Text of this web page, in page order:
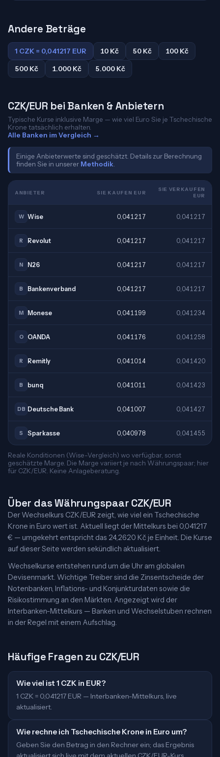
Andere Beträge
1 CZK = 0,041217 EUR 10 Kč 50 Kč
100 Kč
500 Kč
1.000 Kč 5.000 Kč
CZK/EUR bei Banken & Anbietern
Typische Kurse inklusive Marge — wie viel Euro Sie je Tschechische
Krone tatsächlich erhalten.
Alle Banken im Vergleich →
Einige Anbieterwerte sind geschätzt. Details zur Berechnung
finden Sie in unserer Methodik
ANBIETER SIE KAUFEN EUR
SIE VERKAUFEN
EUR
W Wise 0,041217 0,041217
R Revolut 0,041217 0,041217
N N26 0,041217 0,041217
B Bankenverband 0,041217 0,041217
M Monese 0,041199 0,041234
O OANDA 0,041176 0,041258
R Remitly 0,041014 0,041420
B bunq 0,041011 0,041423
DB Deutsche Bank 0,041007 0,041427
S Sparkasse 0,040978 0,041455
Reale Konditionen (Wise-Vergleich) wo verfügbar, sonst
geschätzte Marge. Die Marge variiert je nach Währungspaar; hier
für CZK/EUR. Keine Anlageberatung.
Über das Währungspaar CZK/EUR
Der Wechselkurs CZK/EUR zeigt, wie viel ein Tschechische
Krone in Euro wert ist. Aktuell liegt der Mittelkurs bei 0,041217
€ — umgekehrt entspricht das 24,2620 Kč je Einheit. Die Kurse
auf dieser Seite werden sekündlich aktualisiert.
Wechselkurse entstehen rund um die Uhr am globalen
Devisenmarkt. Wichtige Treiber sind die Zinsentscheide der
Notenbanken, Inflations- und Konjunkturdaten sowie die
Risikostimmung an den Märkten. Angezeigt wird der
Interbanken-Mittelkurs — Banken und Wechselstuben rechnen
in der Regel mit einem Aufschlag.
Häufige Fragen zu CZK/EUR
Wie viel ist 1 CZK in EUR?
1 CZK = 0,041217 EUR — Interbanken-Mittelkurs, live
aktualisiert.
Wie rechne ich Tschechische Krone in Euro um?
Geben Sie den Betrag in den Rechner ein; das Ergebnis